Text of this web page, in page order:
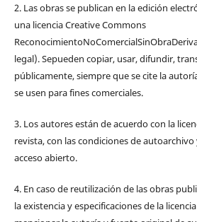
2. Las obras se publican en la edición
una licencia Creative Commons
legal). Sepueden copiar, usar, difundir,
públicamente, siempre que se cite la
se usen para fines comerciales.
3. Los autores están de acuerdo con la
revista, con las condiciones de
acceso abierto.
4. En caso de reutilización de las obras
la existencia y especificaciones de la